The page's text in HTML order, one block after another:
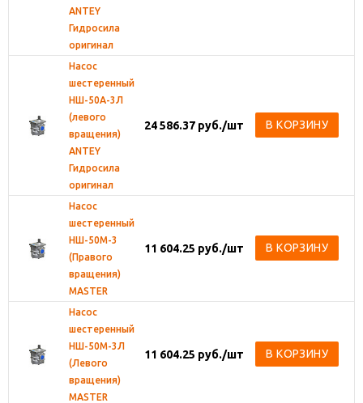
ANTEY
Гидросила
оригинал
Насос
шестеренный
НШ-50А-3Л
(левого
вращения)
ANTEY
Гидросила
оригинал
24 586.37 руб./шт В КОРЗИНУ
Насос
шестеренный
НШ-50М-3
(Правого
вращения)
MASTER
11 604.25 руб./шт В КОРЗИНУ
Насос
шестеренный
НШ-50М-3Л
(Левого
вращения)
MASTER
11 604.25 руб./шт В КОРЗИНУ